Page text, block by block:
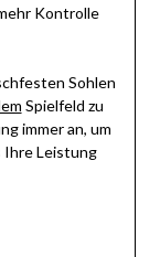
Kontrolle
Sohlen
Spielfeld zu
immer an, um
Ihre Leistung